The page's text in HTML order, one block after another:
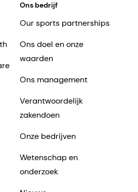
Ons bedrijf
Our sports partnerships
Ons doel en onze
waarden
Ons management
Verantwoordelijk
zakendoen
Onze bedrijven
Wetenschap en
onderzoek